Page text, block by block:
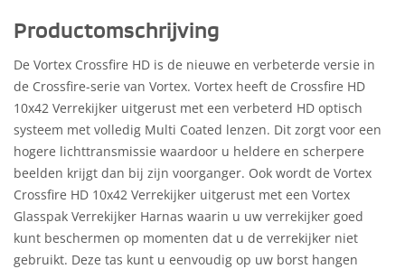
Productomschrijving
De Vortex Crossfire HD is de nieuwe en verbeterde versie in
de Crossfire-serie van Vortex. Vortex heeft de Crossfire HD
10x42 Verrekijker uitgerust met een verbeterd HD optisch
systeem met volledig Multi Coated lenzen. Dit zorgt voor een
hogere lichttransmissie waardoor u heldere en scherpere
beelden krijgt dan bij zijn voorganger. Ook wordt de Vortex
Crossfire HD 10x42 Verrekijker uitgerust met een Vortex
Glasspak Verrekijker Harnas waarin u uw verrekijker goed
kunt beschermen op momenten dat u de verrekijker niet
gebruikt. Deze tas kunt u eenvoudig op uw borst hangen